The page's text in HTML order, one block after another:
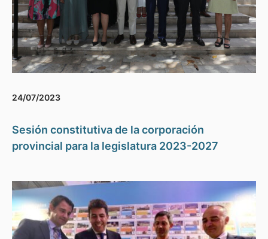
24/07/2023
Sesión constitutiva de la corporación
provincial para la legislatura 2023-2027